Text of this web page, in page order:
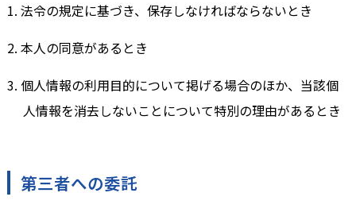
法令の規定に基づき、保存しなければならないとき
本人の同意があるとき
個人情報の利用目的について掲げる場合のほか、当該個
人情報を消去しないことについて特別の理由があるとき
第三者への委託